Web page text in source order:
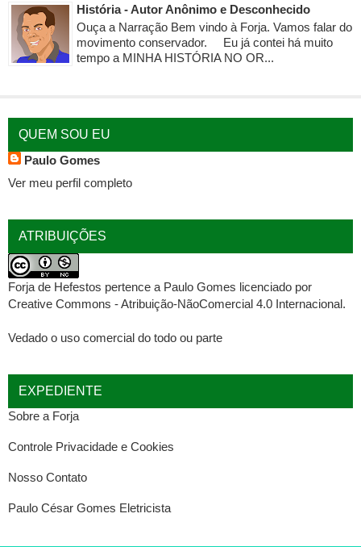
História - Autor Anônimo e Desconhecido
Ouça a Narração Bem vindo à Forja. Vamos falar do
movimento conservador. Eu já contei há muito
tempo a MINHA HISTÓRIA NO OR...
QUEM SOU EU
Paulo Gomes
Ver meu perfil completo
ATRIBUIÇÕES
Forja de Hefestos pertence a Paulo Gomes licenciado por
Creative Commons - Atribuição-NãoComercial 4.0 Internacional.
Vedado o uso comercial do todo ou parte
EXPEDIENTE
Sobre a Forja
Controle Privacidade e Cookies
Nosso Contato
Paulo César Gomes Eletricista